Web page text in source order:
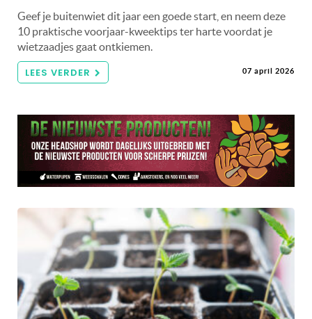
Geef je buitenwiet dit jaar een goede start, en neem deze
10 praktische voorjaar-kweektips ter harte voordat je
wietzaadjes gaat ontkiemen.
LEES VERDER 07 april 2026